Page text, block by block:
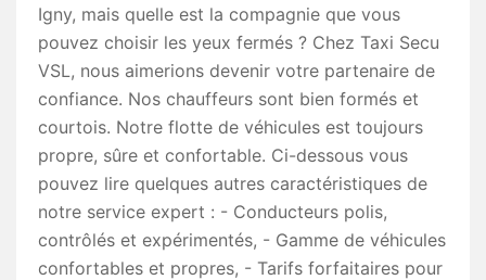
Igny, mais quelle est la compagnie que vous
pouvez choisir les yeux fermés ? Chez Taxi Secu
VSL, nous aimerions devenir votre partenaire de
confiance. Nos chauffeurs sont bien formés et
courtois. Notre flotte de véhicules est toujours
propre, sûre et confortable. Ci-dessous vous
pouvez lire quelques autres caractéristiques de
notre service expert : - Conducteurs polis,
contrôlés et expérimentés, - Gamme de véhicules
confortables et propres, - Tarifs forfaitaires pour